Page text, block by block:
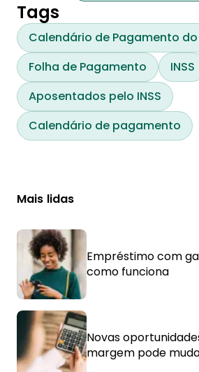
Tags
Calendário de Pagamento do
Folha de Pagamento
INSS
Aposentados pelo INSS
Calendário de pagamento
Mais lidas
Empréstimo com
como funciona
Novas
margem pode